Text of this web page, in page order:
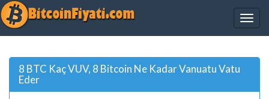
8 BTC Kaç VUV, 8 Bitcoin Ne Kadar Vanuatu Vatu
Eder